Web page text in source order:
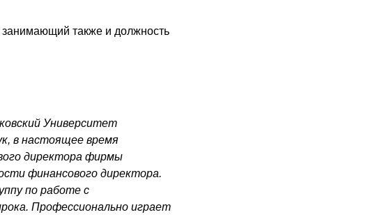
также и должность
Университет
в настоящее время
директора фирмы
финансового директора.
по работе с
Профессионально играет